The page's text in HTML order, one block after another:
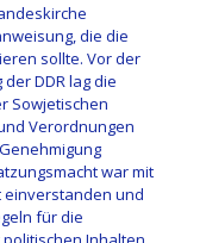
die die
sollte. Vor der
DDR lag die
Sowjetischen
Verordnungen
war mit
einverstanden und
für die